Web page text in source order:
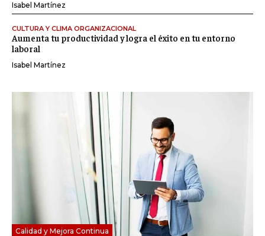
Isabel Martínez
CULTURA Y CLIMA ORGANIZACIONAL
Aumenta tu productividad y logra el éxito en tu entorno
laboral
Isabel Martínez
Calidad y Mejora Continua